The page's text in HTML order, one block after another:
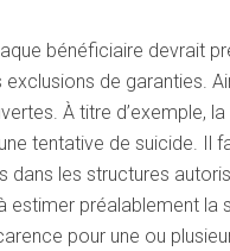
bénéficiaire devrait
de garanties.
À titre d’exemple,
tentative de suicide. Il
les structures
estimer préalablement
pour une ou